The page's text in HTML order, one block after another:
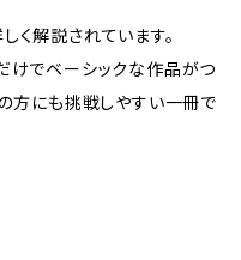
く解説されています。
けでベーシックな作品がつ
方にも挑戦しやすい一冊で